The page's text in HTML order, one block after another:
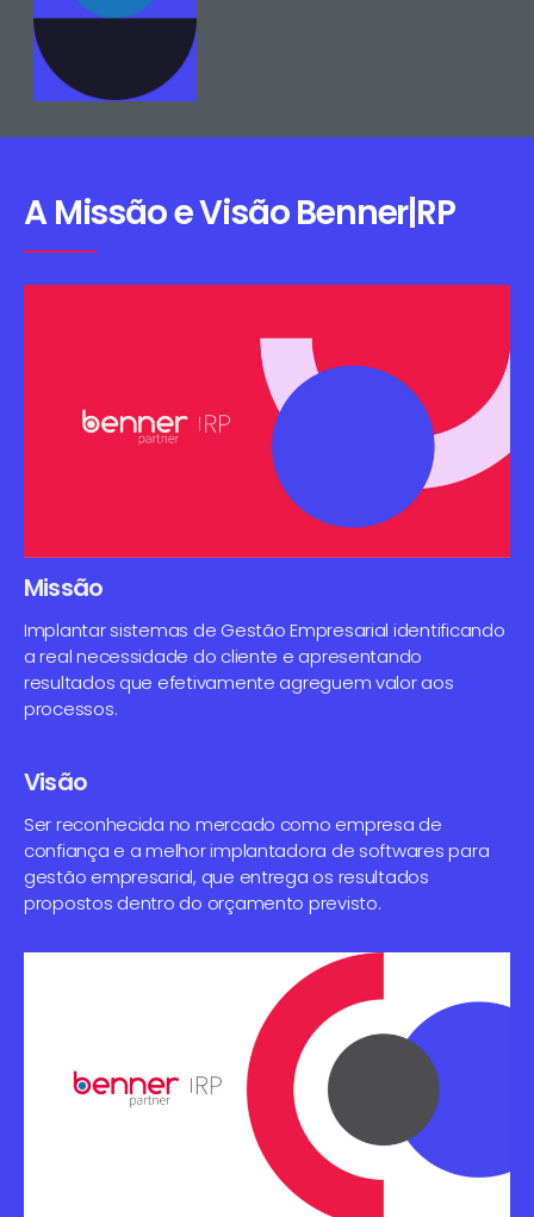
A Missão e Visão Benner|RP
Missão
Implantar sistemas de Gestão Empresarial identificando
a real necessidade do cliente e apresentando
resultados que efetivamente agreguem valor aos
processos.
Visão
Ser reconhecida no mercado como empresa de
confiança e a melhor implantadora de softwares para
gestão empresarial, que entrega os resultados
propostos dentro do orçamento previsto.